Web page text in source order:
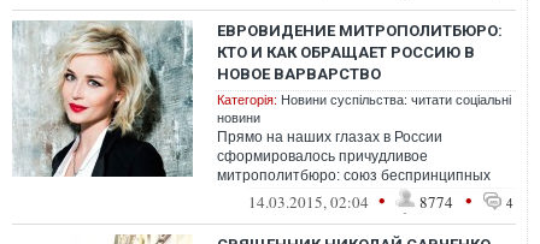
ЕВРОВИДЕНИЕ МИТРОПОЛИТБЮРО:
КТО И КАК ОБРАЩАЕТ РОССИЮ В
НОВОЕ ВАРВАРСТВО
Категорія: Новини суспільства: читати соціальні
новини
Прямо на наших глазах в России
сформировалось причудливое
митрополитбюро: союз беспринципных
депутатов, раболепных чиновников и
недалеких священнослуж...
14.03.2015, 02:04 • 8774 • 4